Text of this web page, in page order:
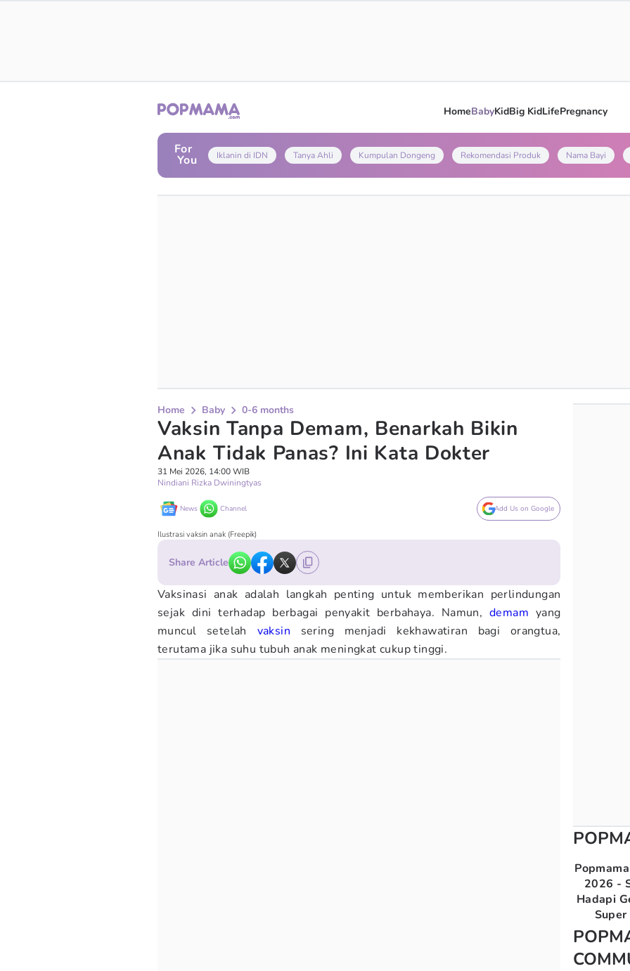
HomeBabyKidBig KidLifePregnancy
For
You Iklanin di IDN Tanya Ahli Kumpulan Dongeng Rekomendasi Produk Nama Bayi
Home Baby 0-6 months
Vaksin Tanpa Demam, Benarkah Bikin
Anak Tidak Panas? Ini Kata Dokter
31 Mei 2026, 14:00 WIB
Nindiani Rizka Dwiningtyas
News Channel Add Us on Google
Ilustrasi vaksin anak (Freepik)
Share Article
Vaksinasi anak adalah langkah penting untuk memberikan perlindungan
sejak dini terhadap berbagai penyakit berbahaya. Namun,demam yang
muncul setelah vaksin sering menjadi kekhawatiran bagi orangtua,
terutama jika suhu tubuh anak meningkat cukup tinggi.
2026 -
Hadapi